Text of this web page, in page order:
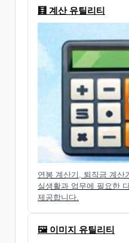
🧮 계산 유틸리티
연봉 계산기, 퇴직금 계산
실생활과 업무에 필요한
제공합니다.
🖼️ 이미지 유틸리티